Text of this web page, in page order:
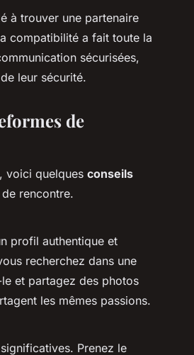
à trouver une partenaire
compatibilité a fait toute la
sécurisées,
leur sécurité.
de
voici quelques conseils
rencontre.
profil authentique et
recherchez dans une
et partagez des photos
les mêmes passions.
Prenez le